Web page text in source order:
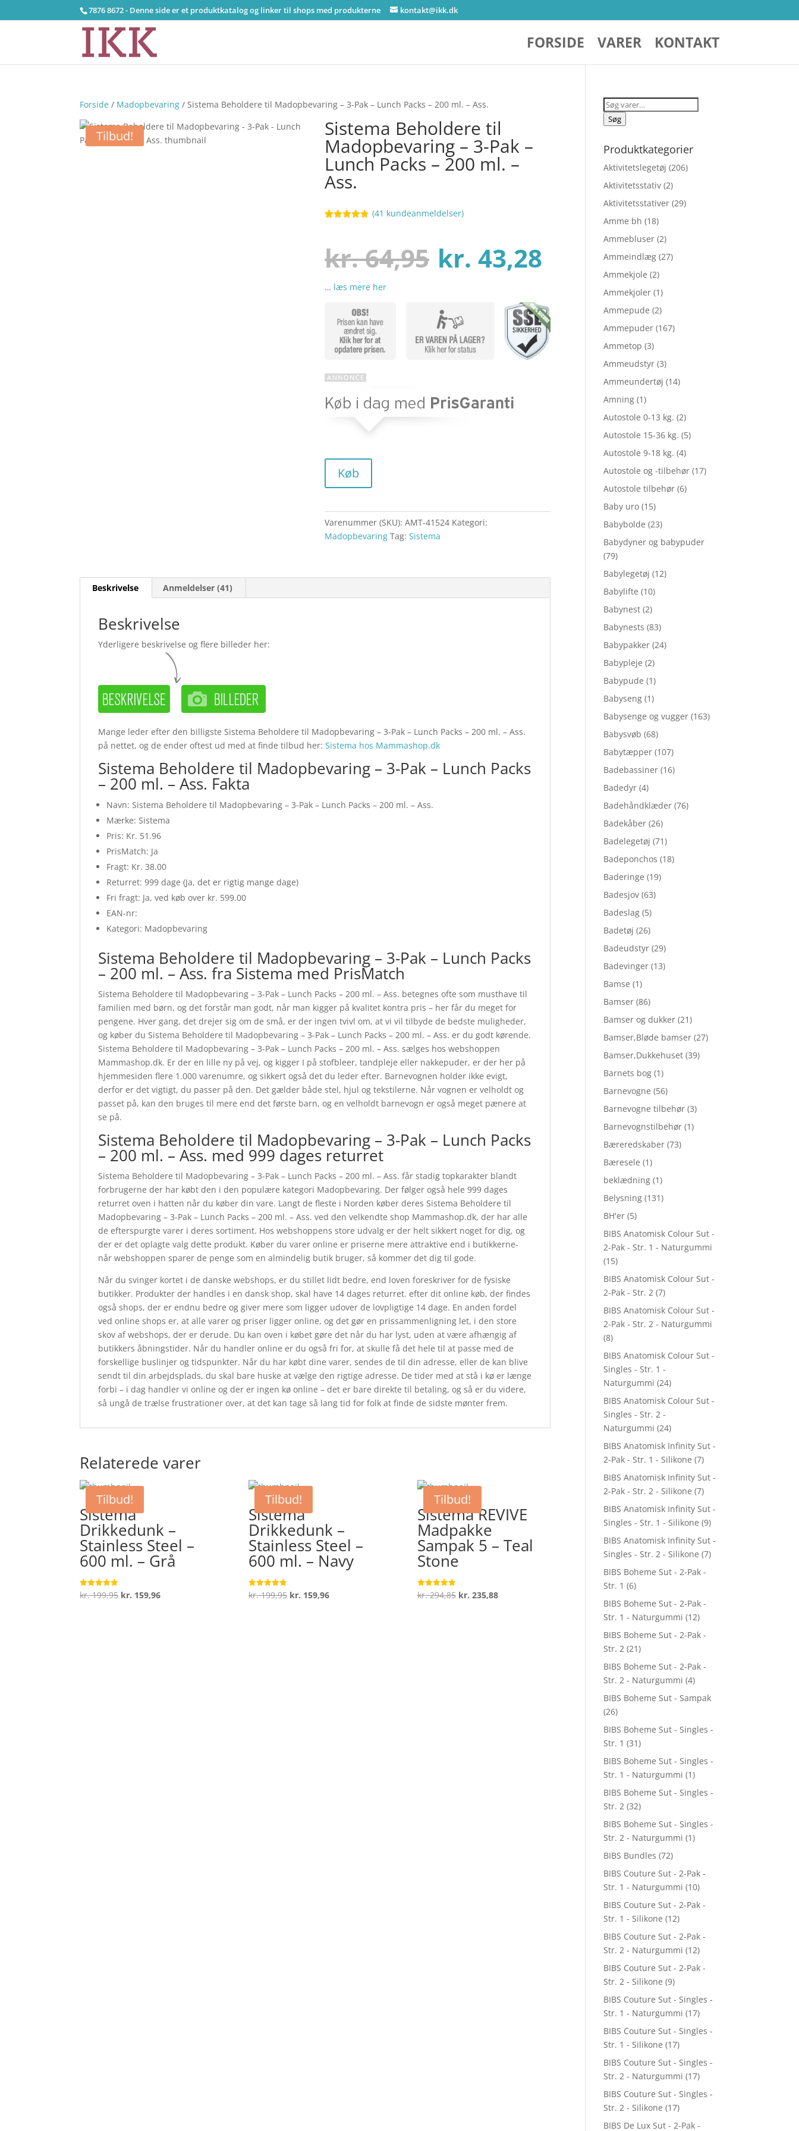
7876 8672 - Denne side er et produktkatalog og linker til shops med produkterne kontakt@ikk.dk
FORSIDE VARER KONTAKT
Forside / Madopbevaring / Sistema Beholdere til Madopbevaring – 3-Pak – Lunch Packs – 200 ml. – Ass.
Tilbud! Sistema Beholdere til
Madopbevaring – 3-Pak –
Lunch Packs – 200 ml. –
Ass.
baseret på
kundebedø
mmelser
(41 kundeanmeldelser)
kr.64,95 Den
oprindelige
pris
var:
kr. 43,28
aktuelle
pris
kr. 43,28.
… læs mere her
Køb
Varenummer (SKU):AMT-41524 Kategori:
Madopbevaring Tag:Sistema
Beskrivelse Anmeldelser (41)
Beskrivelse
Yderligere beskrivelse og flere billeder her:
Mange leder efter den billigste Sistema Beholdere til Madopbevaring – 3-Pak – Lunch Packs – 200 ml. – Ass.
på nettet, og de ender oftest ud med at finde tilbud her:Sistema hos Mammashop.dk
Sistema Beholdere til Madopbevaring – 3-Pak – Lunch Packs
– 200 ml. – Ass. Fakta
Navn: Sistema Beholdere til Madopbevaring – 3-Pak – Lunch Packs – 200 ml. – Ass.
Mærke: Sistema
Pris: Kr. 51.96
PrisMatch: Ja
Fragt: Kr. 38.00
Returret: 999 dage (Ja, det er rigtig mange dage)
Fri fragt: Ja, ved køb over kr. 599.00
EAN-nr:
Kategori: Madopbevaring
Sistema Beholdere til Madopbevaring – 3-Pak – Lunch Packs
– 200 ml. – Ass. fra Sistema med PrisMatch
Sistema Beholdere til Madopbevaring – 3-Pak – Lunch Packs – 200 ml. – Ass. betegnes ofte som musthave til
familien med børn, og det forstår man godt, når man kigger på kvalitet kontra pris – her får du meget for
pengene. Hver gang, det drejer sig om de små, er der ingen tvivl om, at vi vil tilbyde de bedste muligheder,
og køber du Sistema Beholdere til Madopbevaring – 3-Pak – Lunch Packs – 200 ml. – Ass. er du godt kørende.
Sistema Beholdere til Madopbevaring – 3-Pak – Lunch Packs – 200 ml. – Ass. sælges hos webshoppen
Mammashop.dk. Er der en lille ny på vej, og kigger I på stofbleer, tandpleje eller nakkepuder, er der her på
hjemmesiden flere 1.000 varenumre, og sikkert også det du leder efter. Barnevognen holder ikke evigt,
derfor er det vigtigt, du passer på den. Det gælder både stel, hjul og tekstilerne. Når vognen er velholdt og
passet på, kan den bruges til mere end det første barn, og en velholdt barnevogn er også meget pænere at
se på.
Sistema Beholdere til Madopbevaring – 3-Pak – Lunch Packs
– 200 ml. – Ass. med 999 dages returret
Sistema Beholdere til Madopbevaring – 3-Pak – Lunch Packs – 200 ml. – Ass. får stadig topkarakter blandt
forbrugerne der har købt den i den populære kategori Madopbevaring. Der følger også hele 999 dages
returret oven i hatten når du køber din vare. Langt de fleste i Norden køber deres Sistema Beholdere til
Madopbevaring – 3-Pak – Lunch Packs – 200 ml. – Ass. ved den velkendte shop Mammashop.dk, der har alle
de efterspurgte varer i deres sortiment. Hos webshoppens store udvalg er der helt sikkert noget for dig, og
der er det oplagte valg dette produkt. Køber du varer online er priserne mere attraktive end i butikkerne-
når webshoppen sparer de penge som en almindelig butik bruger, så kommer det dig til gode.
Når du svinger kortet i de danske webshops, er du stillet lidt bedre, end loven foreskriver for de fysiske
butikker. Produkter der handles i en dansk shop, skal have 14 dages returret. efter dit online køb, der findes
også shops, der er endnu bedre og giver mere som ligger udover de lovpligtige 14 dage. En anden fordel
ved online shops er, at alle varer og priser ligger online, og det gør en prissammenligning let, i den store
skov af webshops, der er derude. Du kan oven i købet gøre det når du har lyst, uden at være afhængig af
butikkers åbningstider. Når du handler online er du også fri for, at skulle få det hele til at passe med de
forskellige buslinjer og tidspunkter. Når du har købt dine varer, sendes de til din adresse, eller de kan blive
sendt til din arbejdsplads, du skal bare huske at vælge den rigtige adresse. De tider med at stå i kø er længe
forbi – i dag handler vi online og der er ingen kø online – det er bare direkte til betaling, og så er du videre,
så ungå de trælse frustrationer over, at det kan tage så lang tid for folk at finde de sidste mønter frem.
Relaterede varer
Tilbud!
Sistema
Drikkedunk –
Stainless Steel –
600 ml. – Grå
Vurderet
5
kr.199,95 Den
kr. 159,96Den
Tilbud!
Sistema
Drikkedunk –
Stainless Steel –
600 ml. – Navy
Vurderet
4.8
kr.199,95 Den
kr. 159,96Den
Tilbud!
Sistema REVIVE
Madpakke
Sampak 5 – Teal
Stone
Vurderet
4.9
kr.294,85 Den
kr. 235,88Den
Søg
efter:
Søg
Produktkategorier
Aktivitetslegetøj (206)
Aktivitetsstativ (2)
Aktivitetsstativer (29)
Amme bh (18)
Ammebluser (2)
Ammeindlæg (27)
Ammekjole (2)
Ammekjoler (1)
Ammepude (2)
Ammepuder (167)
Ammetop (3)
Ammeudstyr (3)
Ammeundertøj (14)
Amning (1)
Autostole 0-13 kg. (2)
Autostole 15-36 kg. (5)
Autostole 9-18 kg. (4)
Autostole og -tilbehør (17)
Autostole tilbehør (6)
Baby uro (15)
Babybolde (23)
Babydyner og babypuder
(79)
Babylegetøj (12)
Babylifte (10)
Babynest (2)
Babynests (83)
Babypakker (24)
Babypleje (2)
Babypude (1)
Babyseng (1)
Babysenge og vugger (163)
Babysvøb (68)
Babytæpper (107)
Badebassiner (16)
Badedyr (4)
Badehåndklæder (76)
Badekåber (26)
Badelegetøj (71)
Badeponchos (18)
Baderinge (19)
Badesjov (63)
Badeslag (5)
Badetøj (26)
Badeudstyr (29)
Badevinger (13)
Bamse (1)
Bamser (86)
Bamser og dukker (21)
Bamser,Bløde bamser (27)
Bamser,Dukkehuset (39)
Barnets bog (1)
Barnevogne (56)
Barnevogne tilbehør (3)
Barnevognstilbehør (1)
Bæreredskaber (73)
Bæresele (1)
beklædning (1)
Belysning (131)
BH'er (5)
BIBS Anatomisk Colour Sut -
2-Pak - Str. 1 - Naturgummi
(15)
BIBS Anatomisk Colour Sut -
2-Pak - Str. 2 (7)
BIBS Anatomisk Colour Sut -
2-Pak - Str. 2 - Naturgummi
(8)
BIBS Anatomisk Colour Sut -
Singles - Str. 1 -
Naturgummi (24)
BIBS Anatomisk Colour Sut -
Singles - Str. 2 -
Naturgummi (24)
BIBS Anatomisk Infinity Sut -
2-Pak - Str. 1 - Silikone (7)
BIBS Anatomisk Infinity Sut -
2-Pak - Str. 2 - Silikone (7)
BIBS Anatomisk Infinity Sut -
Singles - Str. 1 - Silikone (9)
BIBS Anatomisk Infinity Sut -
Singles - Str. 2 - Silikone (7)
BIBS Boheme Sut - 2-Pak -
Str. 1 (6)
BIBS Boheme Sut - 2-Pak -
Str. 1 - Naturgummi (12)
BIBS Boheme Sut - 2-Pak -
Str. 2 (21)
BIBS Boheme Sut - 2-Pak -
Str. 2 - Naturgummi (4)
BIBS Boheme Sut - Sampak
(26)
BIBS Boheme Sut - Singles -
Str. 1 (31)
BIBS Boheme Sut - Singles -
Str. 1 - Naturgummi (1)
BIBS Boheme Sut - Singles -
Str. 2 (32)
BIBS Boheme Sut - Singles -
Str. 2 - Naturgummi (1)
BIBS Bundles (72)
BIBS Couture Sut - 2-Pak -
Str. 1 - Naturgummi (10)
BIBS Couture Sut - 2-Pak -
Str. 1 - Silikone (12)
BIBS Couture Sut - 2-Pak -
Str. 2 - Naturgummi (12)
BIBS Couture Sut - 2-Pak -
Str. 2 - Silikone (9)
BIBS Couture Sut - Singles -
Str. 1 - Naturgummi (17)
BIBS Couture Sut - Singles -
Str. 1 - Silikone (17)
BIBS Couture Sut - Singles -
Str. 2 - Naturgummi (17)
BIBS Couture Sut - Singles -
Str. 2 - Silikone (17)
BIBS De Lux Sut - 2-Pak -